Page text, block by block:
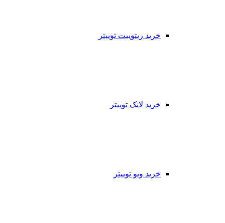
خرید ریتوییت توییتر
خرید لایک توییتر
خرید ویو توییتر